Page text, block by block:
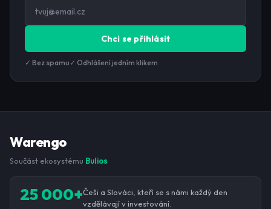
Chci se přihlásit
✓ Bez spamu ✓ Odhlášení jedním klikem
Warengo
Součást ekosystému Bulios
25 000+Češi a Slováci, kteří se s námi každý den
vzdělávají v investování.